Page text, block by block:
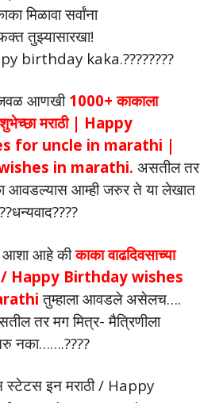
मिळावा सर्वांना
तुझ्यासारखा!
birthday kaka.????????
आणखी1000+ काकाला
शुभेच्छा मराठी | Happy
for uncle in marathi |
in marathi. असतील तर
आवडल्यास आम्ही जरुर ते या लेखात
आशा आहे कीकाका वाढदिवसाच्या
/ Happy Birthday wishes
तुम्हाला आवडले असेलच….
तर मग मित्र- मैत्रिणीला
नका…….????
स्टेटस इन मराठी / Happy